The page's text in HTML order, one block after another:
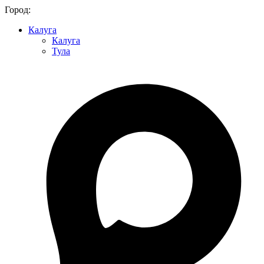
Город:
Калуга
Калуга
Тула